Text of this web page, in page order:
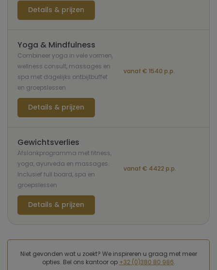
Details & prijzen
Yoga & Mindfulness
Combineer yoga in vele vormen,
wellness consult, massages en
spa met dagelijks ontbijtbuffet
en groepslessen
vanaf € 1540 p.p.
Details & prijzen
Gewichtsverlies
Afslankprogramma met fitness,
yoga, ayurveda en massages.
Inclusief full board, spa en
groepslessen
vanaf € 4422 p.p.
Details & prijzen
Niet gevonden wat u zoekt? We inspireren u graag met meer
opties. Bel ons kantoor op +32 (0)380 80 986.